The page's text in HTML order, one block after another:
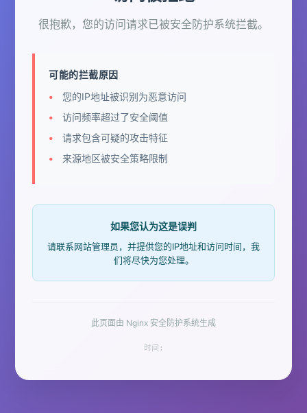
很抱歉，您的访问请求已被安全防护系统拦截。
可能的拦截原因
您的IP地址被识别为恶意访问
访问频率超过了安全阈值
请求包含可疑的攻击特征
来源地区被安全策略限制
如果您认为这是误判
请联系网站管理员，并提供您的IP地址和访问时间，我
们将尽快为您处理。
此页面由 Nginx 安全防护系统生成
时间: